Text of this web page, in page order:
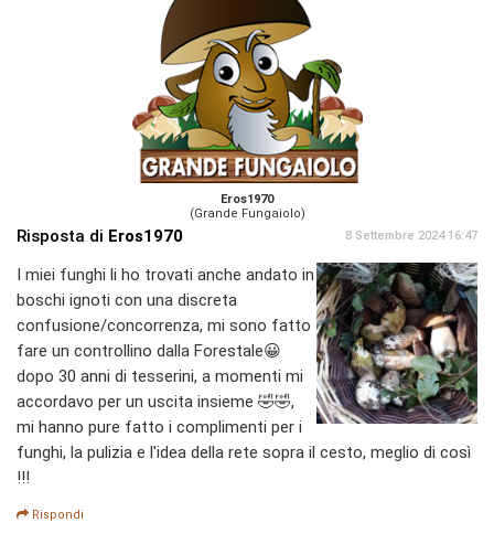
Eros1970
(Grande Fungaiolo)
Risposta di Eros1970 8 Settembre 2024 16:47
I miei funghi li ho trovati anche andato in
boschi ignoti con una discreta
confusione/concorrenza, mi sono fatto
fare un controllino dalla Forestale😀
dopo 30 anni di tesserini, a momenti mi
accordavo per un uscita insieme 🤣🤣,
mi hanno pure fatto i complimenti per i
funghi, la pulizia e l'idea della rete sopra il cesto, meglio di così
!!!
Rispondi